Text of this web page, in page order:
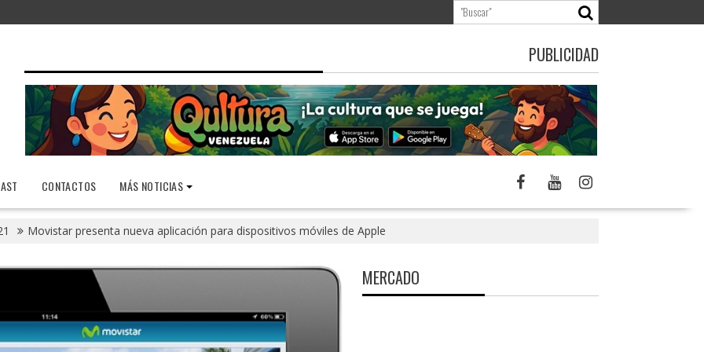
PUBLICIDAD
CONTACTOS MÁS NOTICIAS
Movistar presenta nueva aplicación para dispositivos móviles de Apple
MERCADO